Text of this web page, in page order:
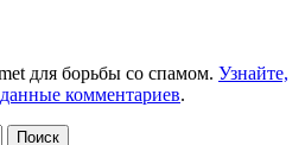
для борьбы со спамом. Узнайте,
комментариев.